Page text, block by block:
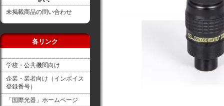
未掲載商品の問い合わせ
各リンク
学校・公共機関向け
企業・業者向け（インボイス
登録番号）
「国際光器」ホームページ